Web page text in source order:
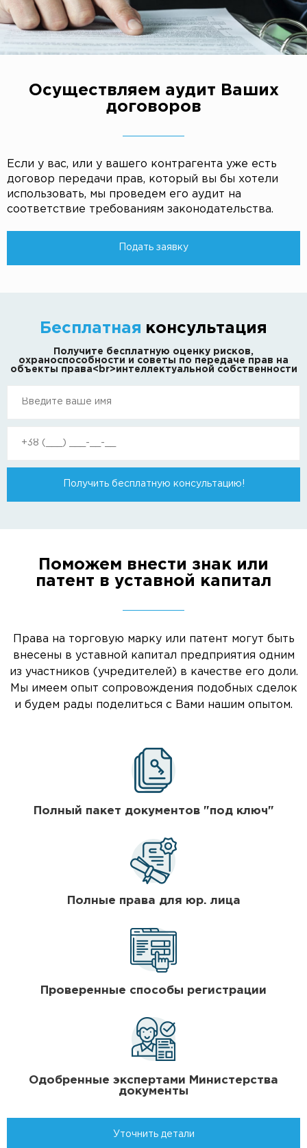
Осуществляем аудит Ваших
договоров
Если у вас, или у вашего контрагента уже есть
договор передачи прав, который вы бы хотели
использовать, мы проведем его аудит на
соответствие требованиям законодательства.
Подать заявку
Бесплатная консультация
Получите бесплатную оценку рисков,
охраноспособности и советы по передаче прав на
объекты права<br>интеллектуальной собственности
Получить бесплатную консультацию!
Поможем внести знак или
патент в уставной капитал
Права на торговую марку или патент могут быть
внесены в уставной капитал предприятия одним
из участников (учредителей) в качестве его доли.
Мы имеем опыт сопровождения подобных сделок
и будем рады поделиться с Вами нашим опытом.
Полный пакет документов "под ключ"
Полные права для юр. лица
Проверенные способы регистрации
Одобренные экспертами Министерства
документы
Уточнить детали